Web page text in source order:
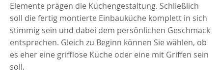
Elemente prägen die Küchengestaltung. Schließlich
soll die fertig montierte Einbauküche komplett in sich
stimmig sein und dabei dem persönlichen Geschmack
entsprechen. Gleich zu Beginn können Sie wählen, ob
es eher eine grifflose Küche oder eine mit Griffen sein
soll.